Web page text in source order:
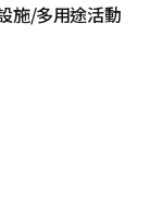
施/多用途活動